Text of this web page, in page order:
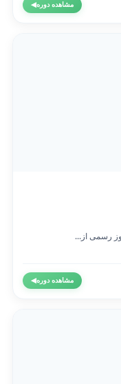
مشاهده دوره◀
از...
مشاهده دوره◀